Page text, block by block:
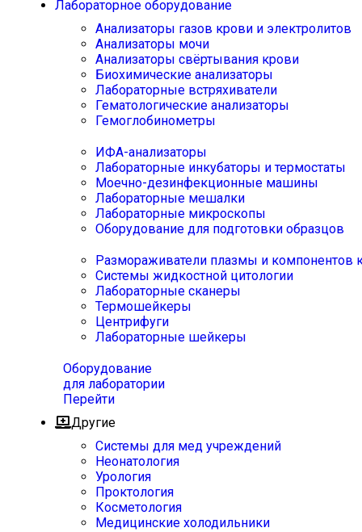
Лабораторное оборудование
Анализаторы газов крови и электролитов
Анализаторы мочи
Анализаторы свёртывания крови
Биохимические анализаторы
Лабораторные встряхиватели
Гематологические анализаторы
Гемоглобинометры
ИФА-анализаторы
Лабораторные инкубаторы и термостаты
Моечно-дезинфекционные машины
Лабораторные мешалки
Лабораторные микроскопы
Оборудование для подготовки образцов
Размораживатели плазмы и компонентов
Системы жидкостной цитологии
Лабораторные сканеры
Термошейкеры
Центрифуги
Лабораторные шейкеры
Оборудование
для лаборатории
Перейти
Другие
Системы для мед учреждений
Неонатология
Урология
Проктология
Косметология
Медицинские холодильники